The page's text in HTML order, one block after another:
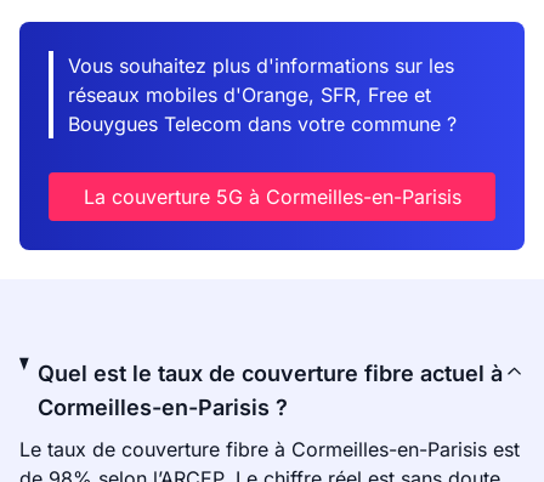
Vous souhaitez plus d'informations sur les
réseaux mobiles d'Orange, SFR, Free et
Bouygues Telecom dans votre commune ?
La couverture 5G à Cormeilles-en-Parisis
Quel est le taux de couverture fibre actuel à
Cormeilles-en-Parisis ?
Le taux de couverture fibre à Cormeilles-en-Parisis est